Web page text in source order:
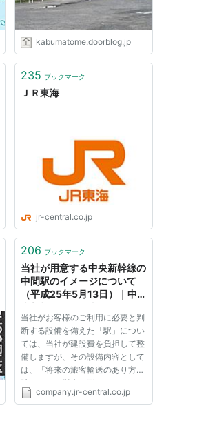
kabumatome.doorblog.jp
235 ブックマーク
ＪＲ東海
jr-central.co.jp
206 ブックマーク
当社が用意する中央新幹線の
中間駅のイメージについて
（平成25年5月13日）｜中
当社がお客様のご利用に必要と判
断する設備を備えた「駅」につい
ては、当社が建設費を負担して整
備しますが、その設備内容として
は、「将来の旅客輸送のあり方を
踏まえて、従来の形にとらわれ
ず、営業専任要員は配置しない
company.jr-central.co.jp